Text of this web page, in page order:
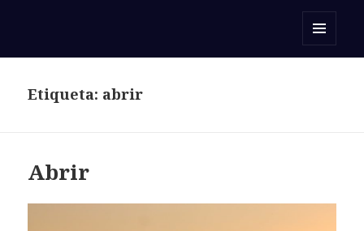
Etiqueta: abrir
Abrir